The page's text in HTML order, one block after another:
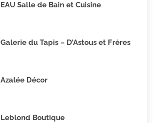
EAU Salle de Bain et Cuisine
Galerie du Tapis – D’Astous et Frères
Azalée Décor
Leblond Boutique